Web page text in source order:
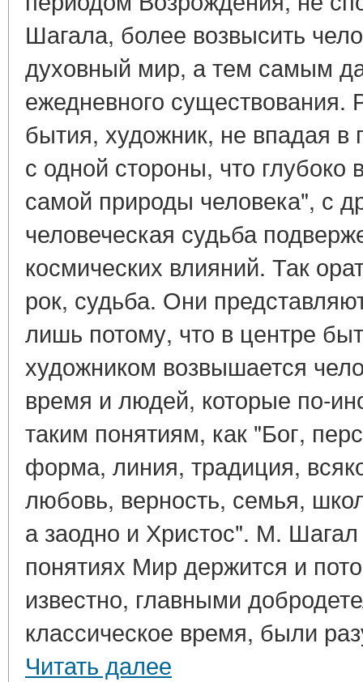
Шагала, более возвысить
духовный мир, а тем самым
ежедневного
бытия, художник, не впадая в
с одной стороны, что глубоко
самой природы человека", с
человеческая судьба
космических влияний. Так
рок, судьба. Они
лишь потому, что в центре
художником возвышается
время и людей, которые по-
таким понятиям, как "Бог,
форма, линия, традиция,
любовь, верность, семья,
а заодно и Христос". М. Шагал
понятиях Мир держится и
известно, главными
классическое время, были
Читать далее